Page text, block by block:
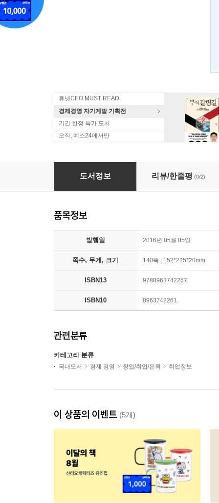
휴넷CEO MUST READ
경제경영 자기계발 기획전
기간 한정 특가 도서
오직, 예스24에서만
바로 간다 포스코
도서정보 리뷰/한줄평 (0/2)
품목정보
발행일 2016년 05월 05일
쪽수, 무게, 크기 140쪽 | 152*225*20mm
ISBN13 9788963742267
ISBN10 8963742261
관련분류
카테고리 분류
국내도서 경제 경영 창업/취업/은퇴 취업정보
이 상품의 이벤트 (5개)